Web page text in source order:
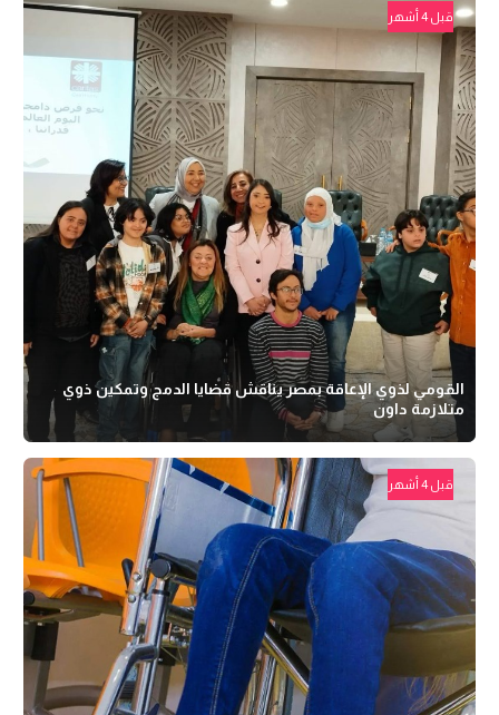
قبل 4 أشهر
القومي لذوي الإعاقة بمصر يناقش قضايا الدمج وتمكين ذوي
متلازمة داون
قبل 4 أشهر